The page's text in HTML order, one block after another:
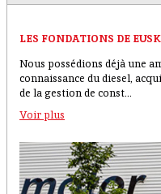
LES FONDATIONS DE
Nous possédions déjà une
connaissance du diesel,
de la gestion de const...
Voir plus